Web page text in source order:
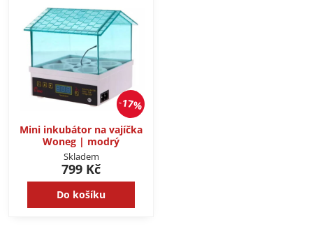
17%
Mini inkubátor na vajíčka
Woneg | modrý
Skladem
799 Kč
Do košíku